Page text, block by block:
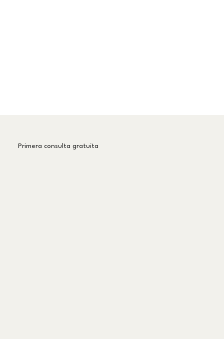
Primera consulta gratuita